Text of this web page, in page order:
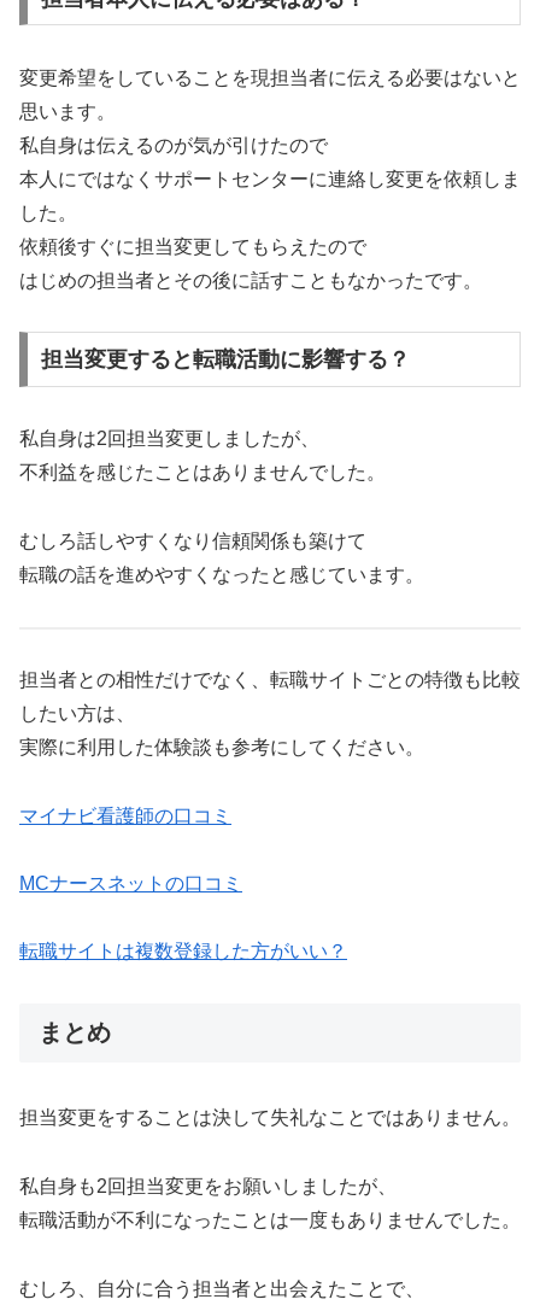
変更希望をしていることを現担当者に伝える必要はないと
思います。
私自身は伝えるのが気が引けたので
本人にではなくサポートセンターに連絡し変更を依頼しま
した。
依頼後すぐに担当変更してもらえたので
はじめの担当者とその後に話すこともなかったです。
担当変更すると転職活動に影響する？
私自身は2回担当変更しましたが、
不利益を感じたことはありませんでした。
むしろ話しやすくなり信頼関係も築けて
転職の話を進めやすくなったと感じています。
担当者との相性だけでなく、転職サイトごとの特徴も比較
したい方は、
実際に利用した体験談も参考にしてください。
マイナビ看護師の口コミ
MCナースネットの口コミ
転職サイトは複数登録した方がいい？
まとめ
担当変更をすることは決して失礼なことではありません。
私自身も2回担当変更をお願いしましたが、
転職活動が不利になったことは一度もありませんでした。
むしろ、自分に合う担当者と出会えたことで、